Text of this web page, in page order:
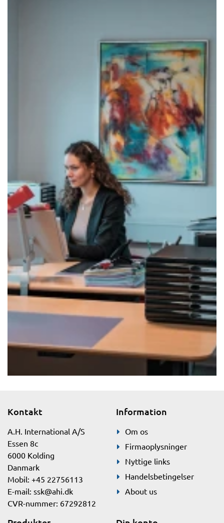
Kontakt
A.H. International A/S
Essen 8c
6000 Kolding
Danmark
Mobil: +45 22756113
E-mail: ssk@ahi.dk
CVR-nummer: 67292812
Information
Om os
Firmaoplysninger
Nyttige links
Handelsbetingelser
About us